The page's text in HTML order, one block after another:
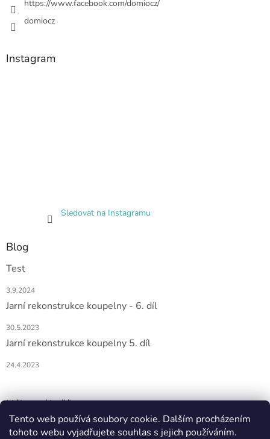
Tento web používá soubory cookie. Dalším procházením
tohoto webu vyjadřujete souhlas s jejich používáním.
https://www.facebook.com/domiocz/
domiocz
Instagram
Sledovat na Instagramu
Blog
Test
3.9.2024
Jarní rekonstrukce koupelny - 6. díl
30.5.2023
Jarní rekonstrukce koupelny 5. díl
24.4.2023
Nákupní košík
0KS /0 KČ